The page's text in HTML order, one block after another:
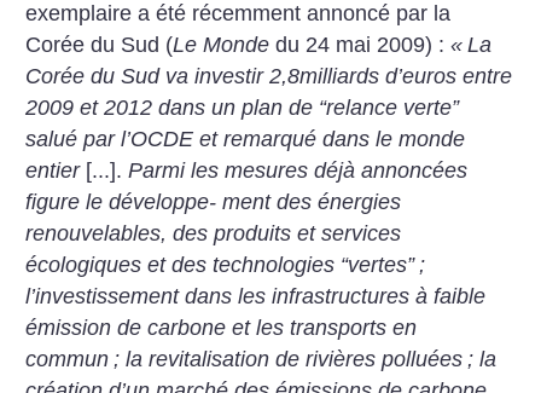
exemplaire a été récemment annoncé par la
Corée du Sud (Le Monde du 24 mai 2009) :« La
Corée du Sud va investir2,8milliards d’euros entre
2009 et 2012 dans un plan de “relance verte”
salué par l’OCDE etremarqué dans le monde
entier[...].Parmi les mesures déjà annoncées
figure le développe- ment des énergies
renouvelables, des produits et services
écologiques et des technologies “vertes” ;
l’investissement dans les infrastructures à faible
émission de carbone et les transports en
commun ; la revitalisation de rivières polluées ; la